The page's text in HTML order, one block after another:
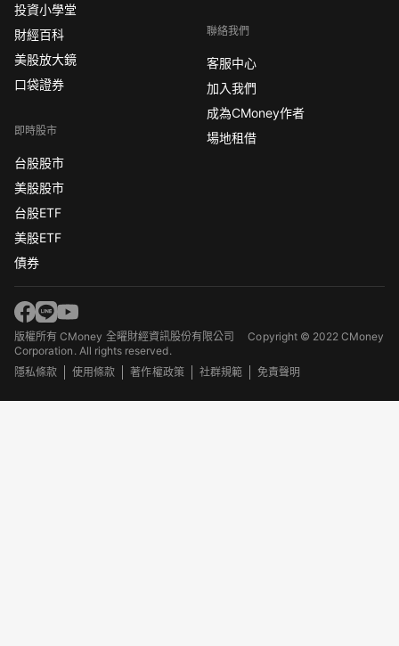
投資小學堂
財經百科
美股放大鏡
口袋證券
即時股市
台股股市
美股股市
台股ETF
美股ETF
債券
聯絡我們
客服中心
加入我們
成為CMoney作者
場地租借
版權所有 CMoney 全曜財經資訊股份有限公司Copyright © 2022 CMoney
Corporation. All rights reserved.
隱私條款
使用條款 著作權政策 社群規範 免責聲明